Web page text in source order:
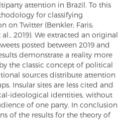
attention in Brazil. To this
for classifying
on Twitter (Benkler; Faris;
2019). We extracted an original
posted between 2019 and
demonstrate a reality more
the classic concept of political
sources distribute attention
Insular sites are less cited and
ideological identities, without
of one party. In conclusion
of the results for the theory of